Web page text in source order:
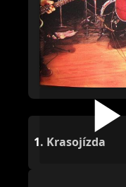
1. Krasojízda